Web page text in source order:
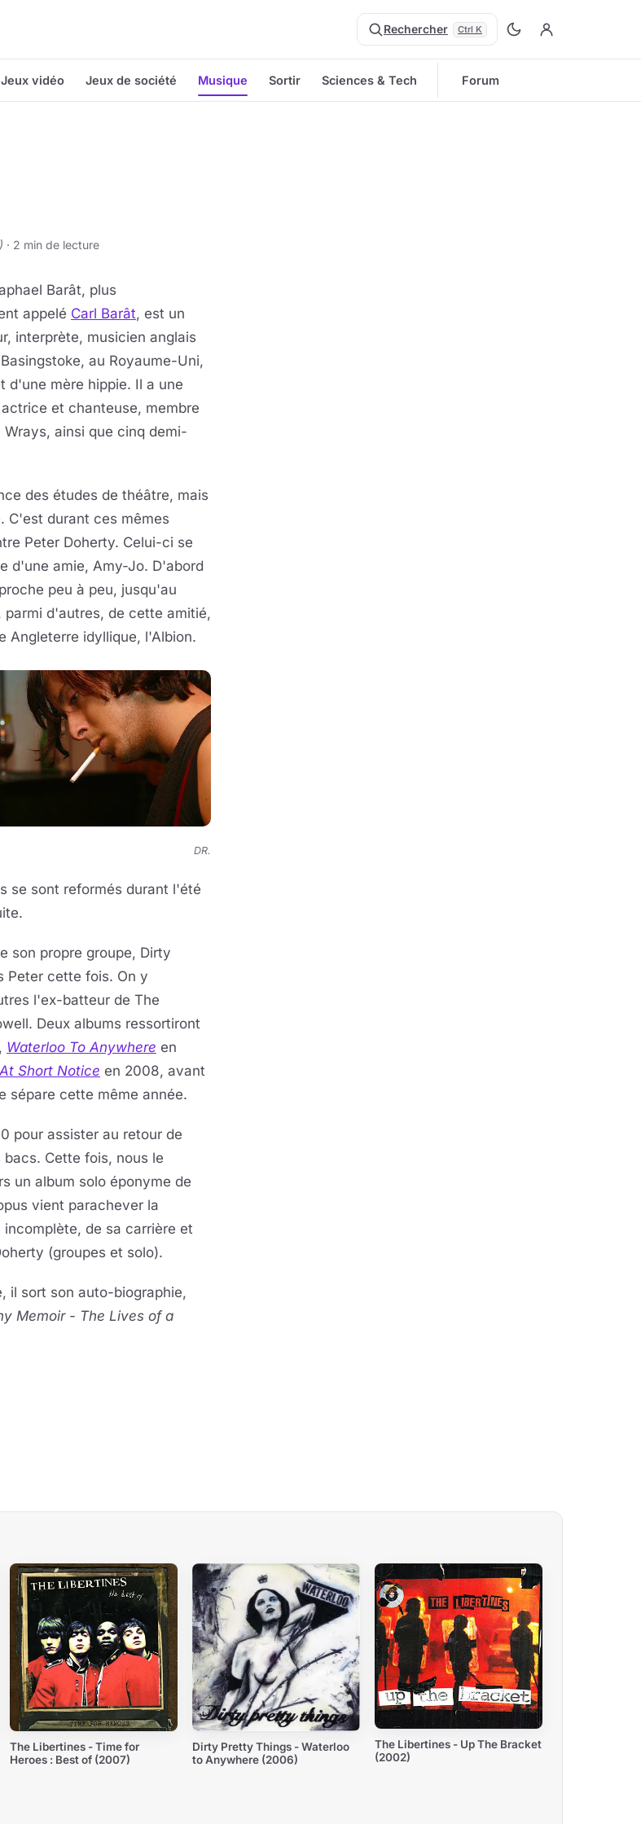
Rechercher Ctrl K
Jeux vidéo Jeux de société Musique Sortir Sciences & Tech Forum
· 2 min de lecture
Barât, plus
appelé Carl Barât, est un
interprète, musicien anglais
au Royaume-Uni,
d'une mère hippie. Il a une
et chanteuse, membre
Wrays, ainsi que cinq demi-
des études de théâtre, mais
C'est durant ces mêmes
Peter Doherty. Celui-ci se
d'une amie, Amy-Jo. D'abord
peu à peu, jusqu'au
d'autres, de cette amitié,
Angleterre idyllique, l'Albion.
DR.
se sont reformés durant l'été
son propre groupe, Dirty
Peter cette fois. On y
l'ex-batteur de The
Deux albums ressortiront
Waterloo To Anywhere en
Short Notice en 2008, avant
sépare cette même année.
pour assister au retour de
bacs. Cette fois, nous le
un album solo éponyme de
vient parachever la
de sa carrière et
(groupes et solo).
il sort son auto-biographie,
Memoir - The Lives of a
The Libertines - Time for
Heroes : Best of (2007)
Dirty Pretty Things - Waterloo
to Anywhere (2006)
The Libertines - Up The Bracket
(2002)